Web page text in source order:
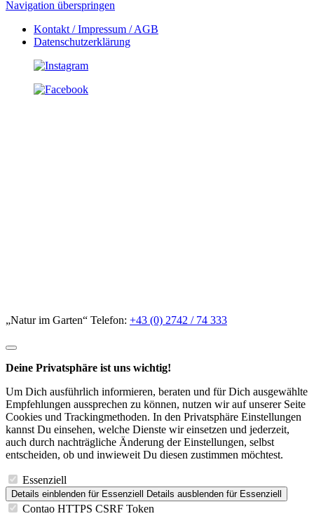
Navigation überspringen
Kontakt / Impressum / AGB
Datenschutzerklärung
„Natur im Garten“ Telefon: +43 (0) 2742 / 74 333
Deine Privatsphäre ist uns wichtig!
Um Dich ausführlich informieren, beraten und für Dich ausgewählte
Empfehlungen aussprechen zu können, nutzen wir auf unserer Seite
Cookies und Trackingmethoden. In den Privatsphäre Einstellungen
kannst Du einsehen, welche Dienste wir einsetzen und jederzeit,
auch durch nachträgliche Änderung der Einstellungen, selbst
entscheiden, ob und inwieweit Du diesen zustimmen möchtest.
Essenziell
Details einblenden für Essenziell Details ausblenden für Essenziell
Contao HTTPS CSRF Token